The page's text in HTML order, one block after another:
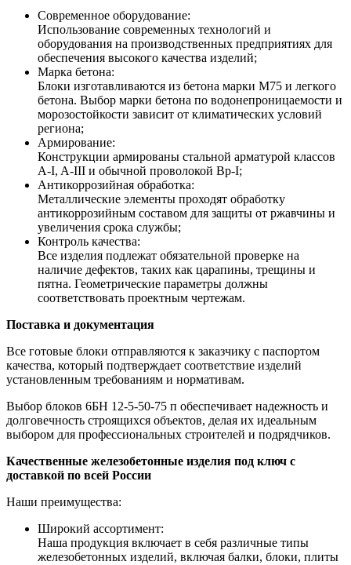
Современное оборудование:
Использование современных технологий и
оборудования на производственных предприятиях для
обеспечения высокого качества изделий;
Марка бетона:
Блоки изготавливаются из бетона марки М75 и легкого
бетона. Выбор марки бетона по водонепроницаемости и
морозостойкости зависит от климатических условий
региона;
Армирование:
Конструкции армированы стальной арматурой классов
A-I, A-III и обычной проволокой Bp-I;
Антикоррозийная обработка:
Металлические элементы проходят обработку
антикоррозийным составом для защиты от ржавчины и
увеличения срока службы;
Контроль качества:
Все изделия подлежат обязательной проверке на
наличие дефектов, таких как царапины, трещины и
пятна. Геометрические параметры должны
соответствовать проектным чертежам.
Поставка и документация
Все готовые блоки отправляются к заказчику с паспортом
качества, который подтверждает соответствие изделий
установленным требованиям и нормативам.
Выбор блоков 6БН 12-5-50-75 п обеспечивает надежность и
долговечность строящихся объектов, делая их идеальным
выбором для профессиональных строителей и подрядчиков.
Качественные железобетонные изделия под ключ с
доставкой по всей России
Наши преимущества:
Широкий ассортимент:
Наша продукция включает в себя различные типы
железобетонных изделий, включая балки, блоки, плиты